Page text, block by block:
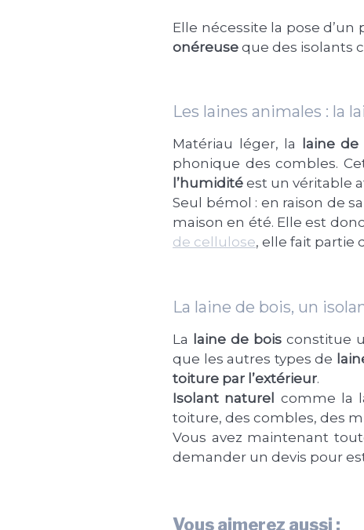
Elle nécessite la pose d’un
onéreuse que des isolants
Les laines animales : la
Matériau léger, la laine
phonique des combles.
l’humidité est un véritable
Seul bémol : en raison de
maison en été. Elle est
de cellulose, elle fait partie
La laine de bois, un
La laine de boisconstitue
que les autres types de
toiture par l’extérieur.
Isolant naturel comme la
toiture, des combles, des
Vous avez maintenant
demander un devis pour
Vous aimerez aussi :